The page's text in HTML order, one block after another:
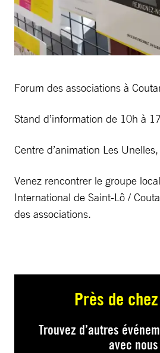
Forum des associations à
Stand d’information de 10h à
Centre d’animation Les Unelles,
Venez rencontrer le groupe
International de Saint-Lô /
des associations.
Près de
Trouvez d’autres
avec nous